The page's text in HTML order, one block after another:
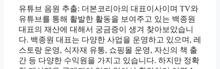
유튜브 음원 추출: 더본코리아의 대표이사이며 TV와
유튜브를 통해 활발한 활동을 보여주고 있는 백종원
대표의 재산에 대해서 궁금증이 생겨 찾아보았습니
다. 백종원 대표는 다양한 사업을 운영하고 있으며, 레
스토랑 운영, 식자재 유통, 쇼핑몰 운영, 자신의 책 출
간 등 다양한 수익원을 가지고 있습니다. 하지만 정확